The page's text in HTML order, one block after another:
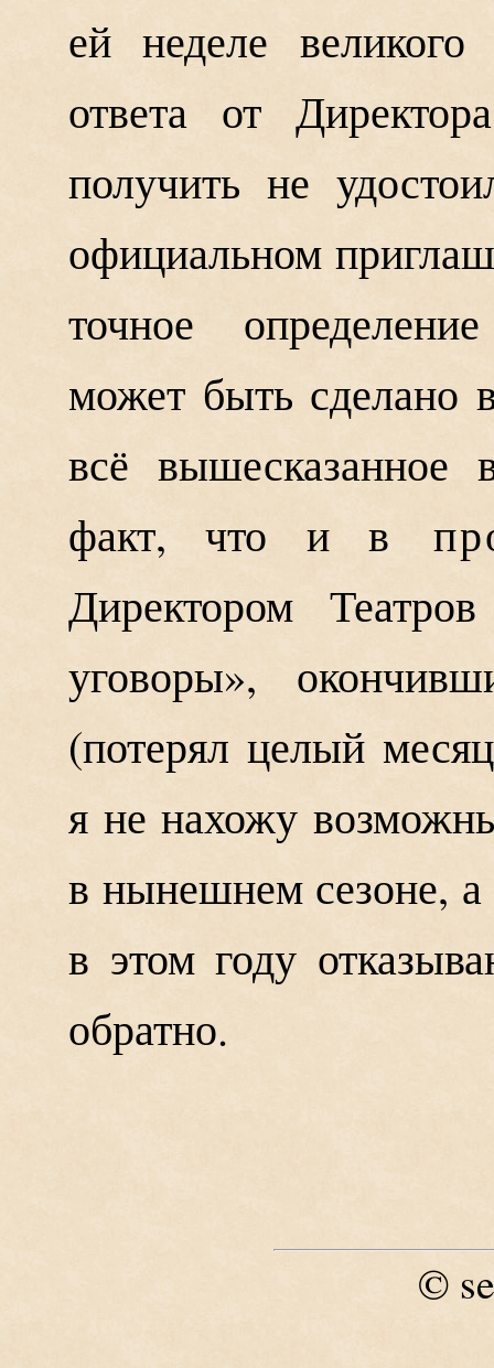
ей неделе
ответа от
получить не
официальном
точное
может быть сделано
всё вышесказанное
факт, что и в
Директором
уговоры»,
(потерял целый
я не нахожу
в нынешнем сезоне, а
в этом году
обратно.
©